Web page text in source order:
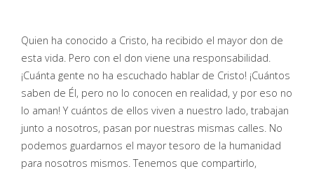
Quien ha conocido a Cristo, ha recibido el mayor don de
esta vida. Pero con el don viene una responsabilidad.
¡Cuánta gente no ha escuchado hablar de Cristo! ¡Cuántos
saben de Él, pero no lo conocen en realidad, y por eso no
lo aman! Y cuántos de ellos viven a nuestro lado, trabajan
junto a nosotros, pasan por nuestras mismas calles. No
podemos guardarnos el mayor tesoro de la humanidad
para nosotros mismos. Tenemos que compartirlo,